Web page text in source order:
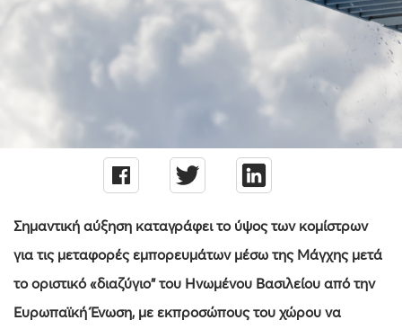
Σημαντική αύξηση καταγράφει το ύψος των κομίστρων
για τις μεταφορές εμπορευμάτων μέσω της Μάγχης μετά
το οριστικό «διαζύγιο” του Ηνωμένου Βασιλείου από την
Ευρωπαϊκή Ένωση, με εκπροσώπους του χώρου να